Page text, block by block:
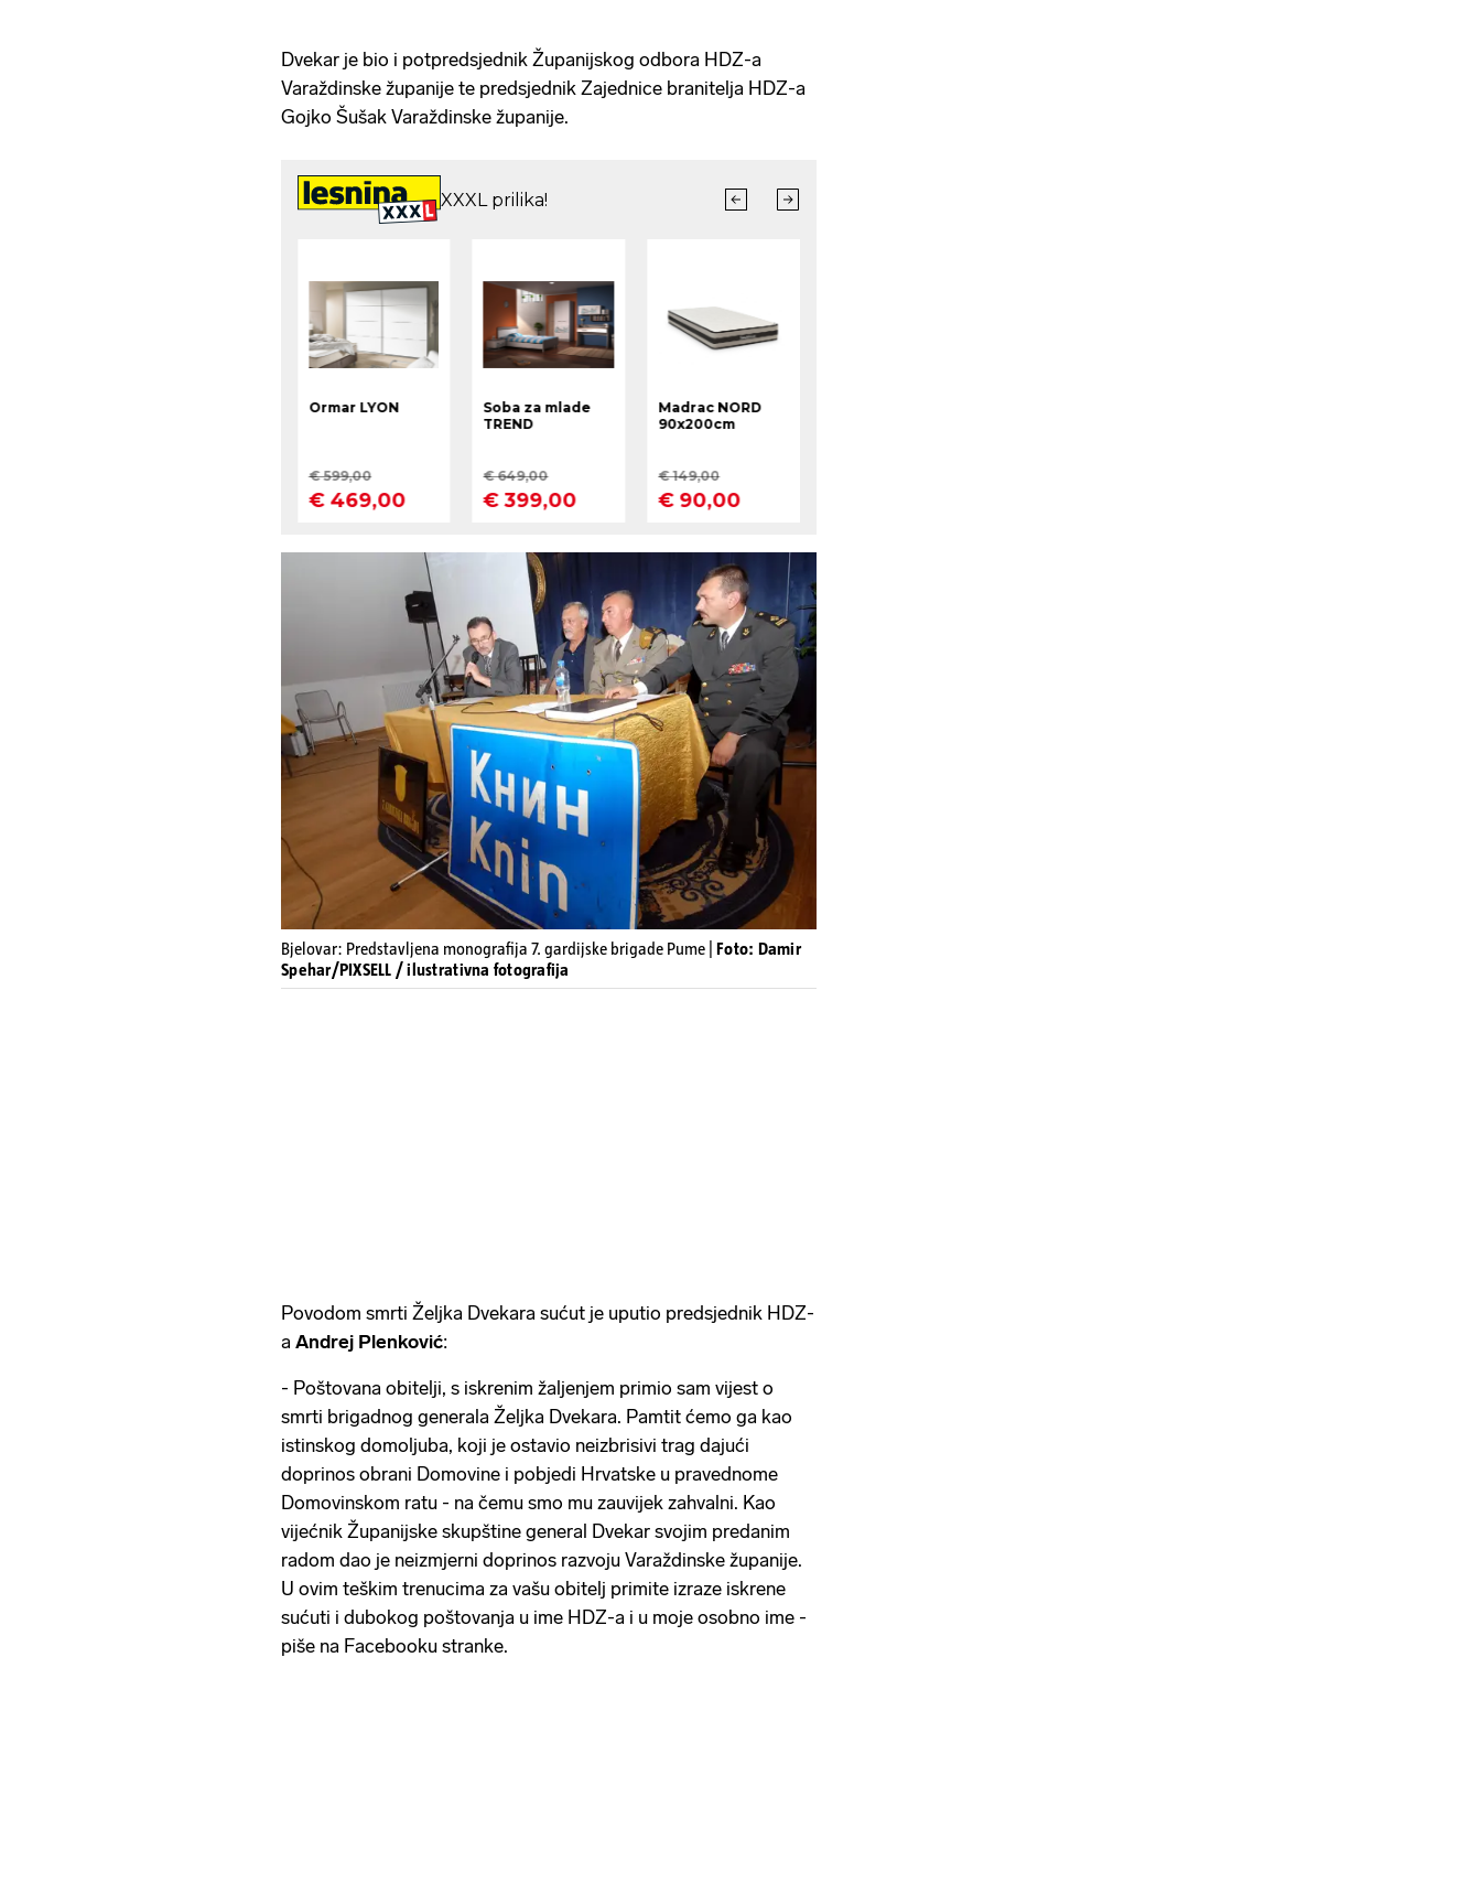
Dvekar je bio i potpredsjednik Županijskog odbora HDZ-a
Varaždinske županije te predsjednik Zajednice branitelja HDZ-a
Gojko Šušak Varaždinske županije.
Bjelovar: Predstavljena monografija 7. gardijske brigade Pume | Foto: Damir
Spehar/PIXSELL / ilustrativna fotografija
Povodom smrti Željka Dvekara sućut je uputio predsjednik HDZ-
a Andrej Plenković:
- Poštovana obitelji, s iskrenim žaljenjem primio sam vijest o
smrti brigadnog generala Željka Dvekara. Pamtit ćemo ga kao
istinskog domoljuba, koji je ostavio neizbrisivi trag dajući
doprinos obrani Domovine i pobjedi Hrvatske u pravednome
Domovinskom ratu - na čemu smo mu zauvijek zahvalni. Kao
vijećnik Županijske skupštine general Dvekar svojim predanim
radom dao je neizmjerni doprinos razvoju Varaždinske županije.
U ovim teškim trenucima za vašu obitelj primite izraze iskrene
sućuti i dubokog poštovanja u ime HDZ-a i u moje osobno ime -
piše na Facebooku stranke.